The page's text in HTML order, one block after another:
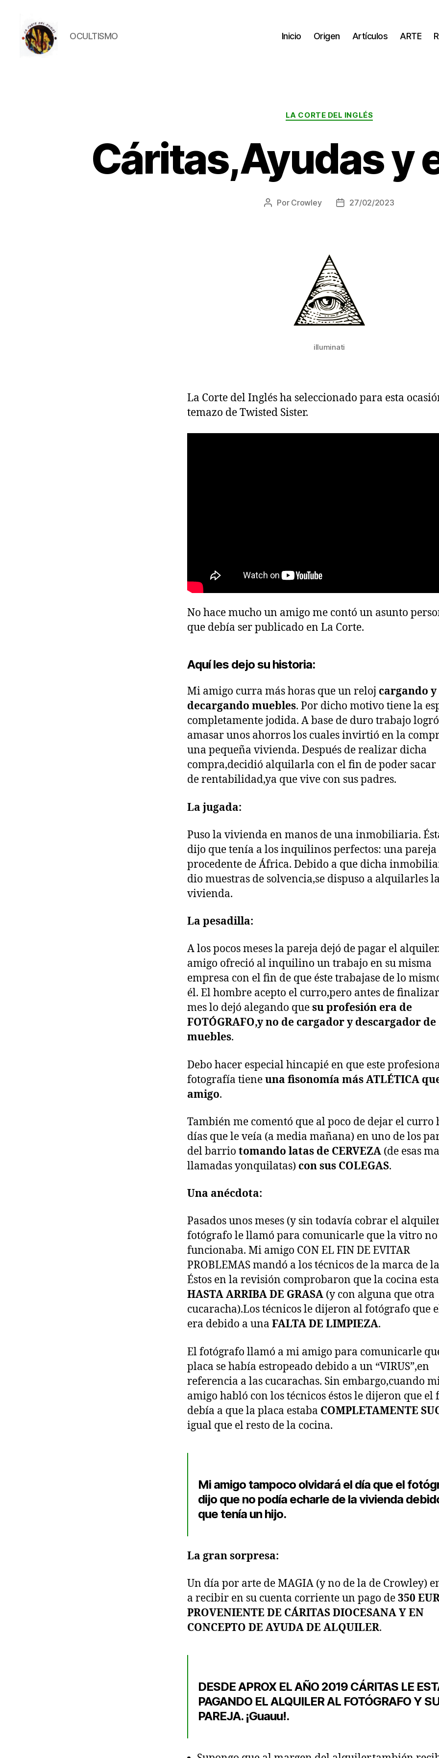
OCULTISMO Inicio Origen Artículos ARTE
Categorías
LA CORTE DEL INGLÉS
Cáritas,Ayudas y
Autor
Por Crowley
Fecha27/02/2023
illuminati
La Corte del Inglés ha seleccionado para esta
temazo de Twisted Sister.
No hace mucho un amigo me contó un asunto
que debía ser publicado en La Corte.
Aquí les dejo su historia:
Mi amigo curra más horas que un reloj cargando y
decargando muebles. Por dicho motivo tiene la
completamente jodida. A base de duro trabajo logró
amasar unos ahorros los cuales invirtió en la
una pequeña vivienda. Después de realizar dicha
compra,decidió alquilarla con el fin de poder sacar
de rentabilidad,ya que vive con sus padres.
La jugada:
Puso la vivienda en manos de una inmobiliaria.
dijo que tenía a los inquilinos perfectos: una pareja
procedente de África. Debido a que dicha
dio muestras de solvencia,se dispuso a alquilarles
vivienda.
La pesadilla:
A los pocos meses la pareja dejó de pagar el
amigo ofreció al inquilino un trabajo en su misma
empresa con el fin de que éste trabajase de lo
él. El hombre acepto el curro,pero antes de
mes lo dejó alegando quesu profesión era de
FOTÓGRAFO,y no de cargador y descargador de
muebles.
Debo hacer especial hincapié en que este
fotografía tieneuna fisonomía más ATLÉTICA
amigo.
También me comentó que al poco de dejar el curro
días que le veía (a media mañana) en uno de los
del barrio tomando latas de CERVEZA (de esas
llamadas yonquilatas) con sus COLEGAS.
Una anécdota:
Pasados unos meses (y sin todavía cobrar el
fotógrafo le llamó para comunicarle que la vitro no
funcionaba. Mi amigo CON EL FIN DE EVITAR
PROBLEMAS mandó a los técnicos de la marca de
Éstos en la revisión comprobaron que la cocina
HASTA ARRIBA DE GRASA (y con alguna que otra
cucaracha).Los técnicos le dijeron al fotógrafo que
era debido a una FALTA DE LIMPIEZA.
El fotógrafo llamó a mi amigo para comunicarle
placa se había estropeado debido a un “VIRUS”,en
referencia a las cucarachas. Sin embargo,cuando
amigo habló con los técnicos éstos le dijeron que el
debía a que la placa estaba COMPLETAMENTE
igual que el resto de la cocina.
Mi amigo tampoco olvidará el día que el
dijo que no podía echarle de la vivienda
que tenía un hijo.
La gran sorpresa:
Un día por arte de MAGIA (y no de la de Crowley)
a recibir en su cuenta corriente un pago de350
PROVENIENTE DE CÁRITAS DIOCESANA Y EN
CONCEPTO DE AYUDA DE ALQUILER.
DESDE APROX EL AÑO 2019 CÁRITAS LE
PAGANDO EL ALQUILER AL FOTÓGRAFO Y
PAREJA. ¡Guauu!.